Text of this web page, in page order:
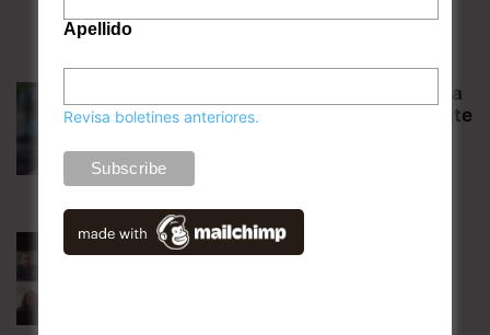
Artículos relacionados
Estudio revela una baja de hasta
54% en el ruido matutino durante
Carolina San Martín Reyes, periodista
Codexverde
Planificación urbana y ruido:
Apellido
Revisa boletines anteriores.